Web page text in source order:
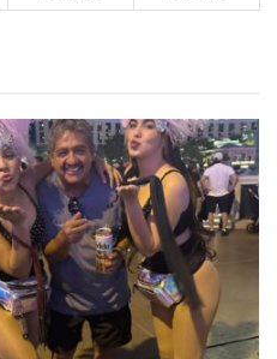
la legisladora
relacionado a la
del ejido La
servicio de energía
que exhortó al
atender esta
que presentó la